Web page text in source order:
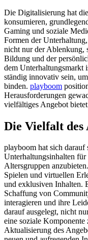
Die Digitalisierung hat
konsumieren,
Gaming und soziale
Formen der
nicht nur der Ablenkung,
Bildung und der
dem Unterhaltungsmarkt
ständig innovativ sein,
binden. playboom
Herausforderungen
vielfältiges Angebot
Die Vielfalt des
playboom hat sich
Unterhaltungsinhalten für
Altersgruppen
Spielen und virtuellen
und exklusiven Inhalten.
Schaffung von
interagieren und ihre
darauf ausgelegt, nicht
eine soziale
Aktualisierung des